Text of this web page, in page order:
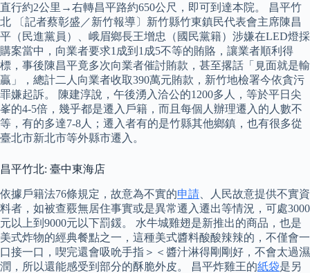
直行約2公里→右轉昌平路約650公尺，即可到達本院。 昌平竹
北 〔記者蔡彰盛／新竹報導〕新竹縣竹東鎮民代表會主席陳昌
平（民進黨員）、峨眉鄉長王增忠（國民黨籍）涉嫌在LED燈採
購案當中，向業者要求1成到1成5不等的賄賂，讓業者順利得
標，事後陳昌平竟多次向業者催討賄款，甚至撂話「見面就是輸
贏」，總計二人向業者收取390萬元賄款，新竹地檢署今依貪污
罪嫌起訴。 陳建淳說，午後湧入洽公的1200多人，等於平日尖
峯的4-5倍，幾乎都是遷入戶籍，而且每個人辦理遷入的人數不
等，有的多達7-8人；遷入者有的是竹縣其他鄉鎮，也有很多從
臺北市新北市等外縣市遷入。
昌平竹北: 臺中東海店
依據戶籍法76條規定，故意為不實的申請 、人民故意提供不實資
料者，如被查覈無居住事實或是異常遷入遷出等情況，可處3000
元以上到9000元以下罰鍰。 水牛城雞翅是新推出的商品，也是
美式炸物的經典餐點之一，這種美式醬料酸酸辣辣的，不僅會一
口接一口，喫完還會吸吮手指＞＜醬汁淋得剛剛好，不會太過濕
潤，所以還能感受到部分的酥脆外皮。 昌平炸雞王的紙袋是另